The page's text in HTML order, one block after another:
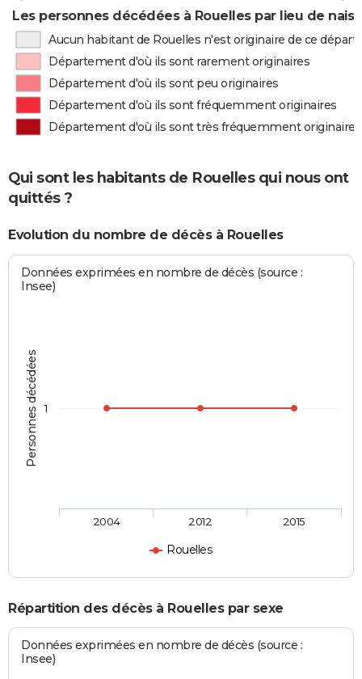
Les personnes décédées à Rouelles par lieu de
Aucun habitant de Rouelles n'est originaire de ce
Département d'où ils sont rarement originaires
Département d'où ils sont peu originaires
Département d'où ils sont fréquemment originaires
Département d'où ils sont très fréquemment originaires
Qui sont les habitants de Rouelles qui nous ont
quittés ?
Evolution du nombre de décès à Rouelles
Personnes décédées
Données exprimées en nombre de décès (source :
Insee)
Rouelles
2004 2012 2015
1
Répartition des décès à Rouelles par sexe
Données exprimées en nombre de décès (source :
Insee)